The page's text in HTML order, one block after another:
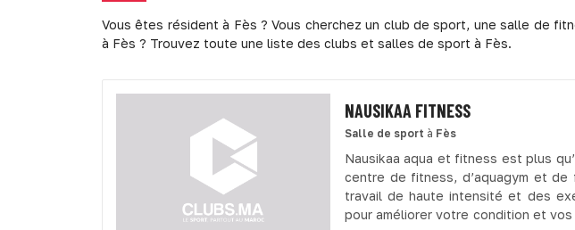
Vous êtes résident à Fès ? Vous cherchez un club de sport, une salle de
à Fès ? Trouvez toute une liste des clubs et salles de sport à Fès.
NAUSIKAA FITNESS
Salle de sport à Fès
Nausikaa aqua et fitness est plus
centre de fitness, d’aquagym et de
travail de haute intensité et des
pour améliorer votre condition et